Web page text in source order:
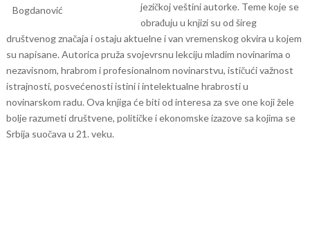
jezičkoj veštini autorke. Teme koje se
obrađuju u knjizi su od šireg
društvenog značaja i ostaju aktuelne i van vremenskog okvira u kojem
su napisane. Autorica pruža svojevrsnu lekciju mladim novinarima o
nezavisnom, hrabrom i profesionalnom novinarstvu, ističući važnost
istrajnosti, posvećenosti istini i intelektualne hrabrosti u
novinarskom radu. Ova knjiga će biti od interesa za sve one koji žele
bolje razumeti društvene, političke i ekonomske izazove sa kojima se
Srbija suočava u 21. veku.